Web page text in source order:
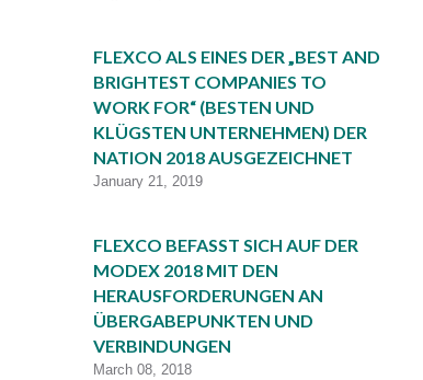
FLEXCO ALS EINES DER „BEST AND
BRIGHTEST COMPANIES TO
WORK FOR“ (BESTEN UND
KLÜGSTEN UNTERNEHMEN) DER
NATION 2018 AUSGEZEICHNET
January 21, 2019
FLEXCO BEFASST SICH AUF DER
MODEX 2018 MIT DEN
HERAUSFORDERUNGEN AN
ÜBERGABEPUNKTEN UND
VERBINDUNGEN
March 08, 2018